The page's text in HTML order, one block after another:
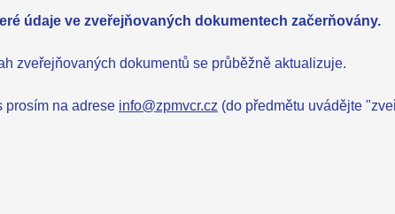
údaje ve zveřejňovaných dokumentech začerňovány.
zveřejňovaných dokumentů se průběžně aktualizuje.
prosím na adrese info@zpmvcr.cz (do předmětu uvádějte